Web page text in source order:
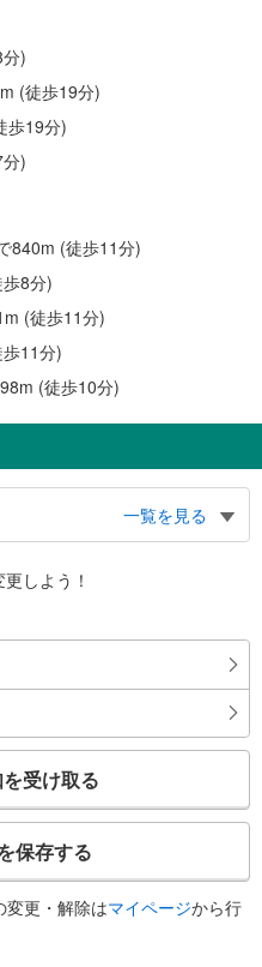
)
(徒歩19分)
歩19分)
)
840m (徒歩11分)
8分)
(徒歩11分)
11分)
(徒歩10分)
一覧を見る
しよう！
受け取る
保存する
変更・解除はマイページから行